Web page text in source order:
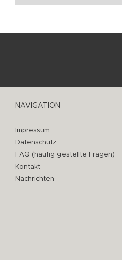
NAVIGATION
Impressum
Datenschutz
FAQ (häufig gestellte Fragen)
Kontakt
Nachrichten